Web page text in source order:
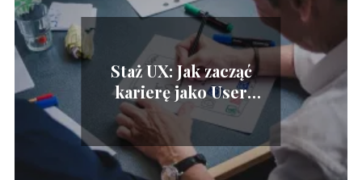
Staż UX: Jak zacząć
karierę jako User
Experience Designer?